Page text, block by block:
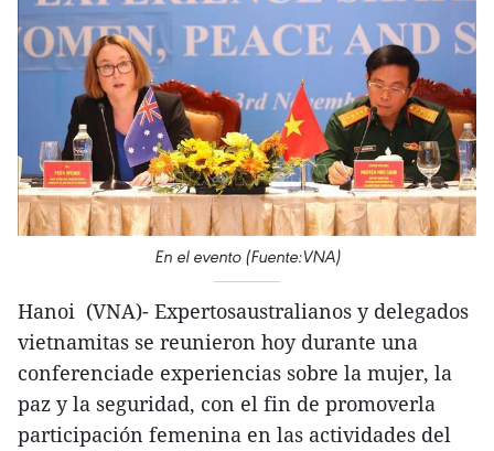
En el evento (Fuente:VNA)
Hanoi (VNA)- Expertosaustralianos y delegados
vietnamitas se reunieron hoy durante una
conferenciade experiencias sobre la mujer, la
paz y la seguridad, con el fin de promoverla
participación femenina en las actividades del